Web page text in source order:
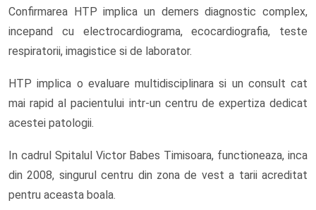
Confirmarea HTP implica un demers diagnostic complex,
incepand cu electrocardiograma, ecocardiografia, teste
respiratorii, imagistice si de laborator.
HTP implica o evaluare multidisciplinara si un consult cat
mai rapid al pacientului intr-un centru de expertiza dedicat
acestei patologii.
In cadrul Spitalul Victor Babes Timisoara, functioneaza, inca
din 2008, singurul centru din zona de vest a tarii acreditat
pentru aceasta boala.